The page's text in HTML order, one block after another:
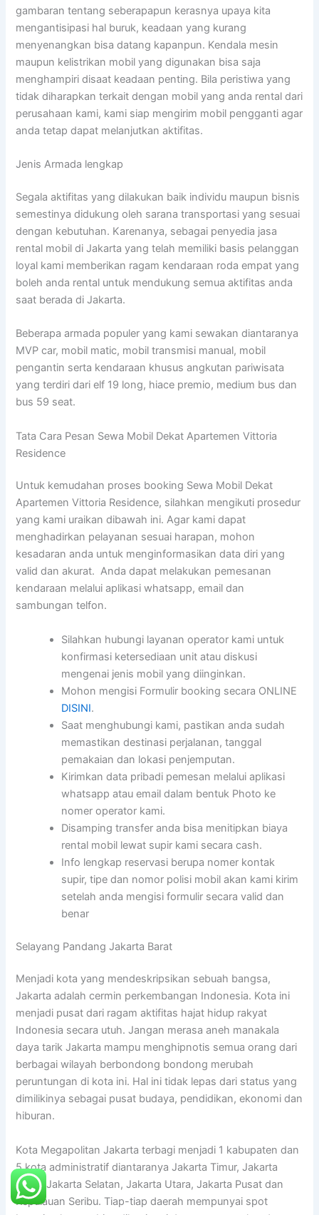
gambaran tentang seberapapun kerasnya upaya kita
mengantisipasi hal buruk, keadaan yang kurang
menyenangkan bisa datang kapanpun. Kendala mesin
maupun kelistrikan mobil yang digunakan bisa saja
menghampiri disaat keadaan penting. Bila peristiwa yang
tidak diharapkan terkait dengan mobil yang anda rental dari
perusahaan kami, kami siap mengirim mobil pengganti agar
anda tetap dapat melanjutkan aktifitas.
Jenis Armada lengkap
Segala aktifitas yang dilakukan baik individu maupun bisnis
semestinya didukung oleh sarana transportasi yang sesuai
dengan kebutuhan. Karenanya, sebagai penyedia jasa
rental mobil di Jakarta yang telah memiliki basis pelanggan
loyal kami memberikan ragam kendaraan roda empat yang
boleh anda rental untuk mendukung semua aktifitas anda
saat berada di Jakarta.
Beberapa armada populer yang kami sewakan diantaranya
MVP car, mobil matic, mobil transmisi manual, mobil
pengantin serta kendaraan khusus angkutan pariwisata
yang terdiri dari elf 19 long, hiace premio, medium bus dan
bus 59 seat.
Tata Cara Pesan Sewa Mobil Dekat Apartemen Vittoria
Residence
Untuk kemudahan proses booking Sewa Mobil Dekat
Apartemen Vittoria Residence, silahkan mengikuti prosedur
yang kami uraikan dibawah ini. Agar kami dapat
menghadirkan pelayanan sesuai harapan, mohon
kesadaran anda untuk menginformasikan data diri yang
valid dan akurat. Anda dapat melakukan pemesanan
kendaraan melalui aplikasi whatsapp, email dan
sambungan telfon.
Silahkan hubungi layanan operator kami untuk
konfirmasi ketersediaan unit atau diskusi
mengenai jenis mobil yang diinginkan.
Mohon mengisi Formulir booking secara ONLINE
DISINI.
Saat menghubungi kami, pastikan anda sudah
memastikan destinasi perjalanan, tanggal
pemakaian dan lokasi penjemputan.
Kirimkan data pribadi pemesan melalui aplikasi
whatsapp atau email dalam bentuk Photo ke
nomer operator kami.
Disamping transfer anda bisa menitipkan biaya
rental mobil lewat supir kami secara cash.
Info lengkap reservasi berupa nomer kontak
supir, tipe dan nomor polisi mobil akan kami kirim
setelah anda mengisi formulir secara valid dan
benar
Selayang Pandang Jakarta Barat
Menjadi kota yang mendeskripsikan sebuah bangsa,
Jakarta adalah cermin perkembangan Indonesia. Kota ini
menjadi pusat dari ragam aktifitas hajat hidup rakyat
Indonesia secara utuh. Jangan merasa aneh manakala
daya tarik Jakarta mampu menghipnotis semua orang dari
berbagai wilayah berbondong bondong merubah
peruntungan di kota ini. Hal ini tidak lepas dari status yang
dimilikinya sebagai pusat budaya, pendidikan, ekonomi dan
hiburan.
Kota Megapolitan Jakarta terbagi menjadi 1 kabupaten dan
5 kota administratif diantaranya Jakarta Timur, Jakarta
Barat, Jakarta Selatan, Jakarta Utara, Jakarta Pusat dan
Kepulauan Seribu. Tiap-tiap daerah mempunyai spot